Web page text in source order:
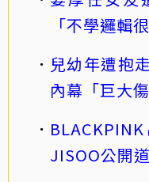
「不學邏輯
兒幼年遭抱
內幕「巨大傷
JISOO公開